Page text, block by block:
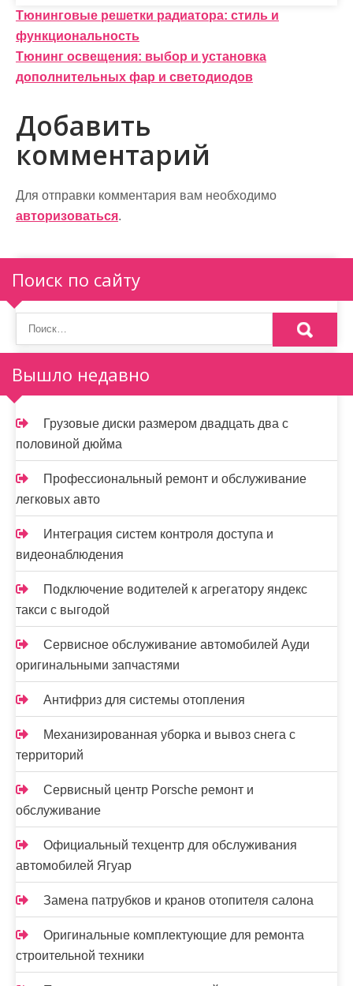
Н
а
в
и
г
а
ц
и
я
п
о
з
а
п
и
с
я
м
Тюнинговые решетки радиатора: стиль и
функциональность
Тюнинг освещения: выбор и установка
дополнительных фар и светодиодов
Добавить
комментарий
Для отправки комментария вам необходимо
авторизоваться.
Поиск по сайту
Вышло недавно
Грузовые диски размером двадцать два с
половиной дюйма
Профессиональный ремонт и обслуживание
легковых авто
Интеграция систем контроля доступа и
видеонаблюдения
Подключение водителей к агрегатору яндекс
такси с выгодой
Сервисное обслуживание автомобилей Ауди
оригинальными запчастями
Антифриз для системы отопления
Механизированная уборка и вывоз снега с
территорий
Сервисный центр Porsche ремонт и
обслуживание
Официальный техцентр для обслуживания
автомобилей Ягуар
Замена патрубков и кранов отопителя салона
Оригинальные комплектующие для ремонта
строительной техники